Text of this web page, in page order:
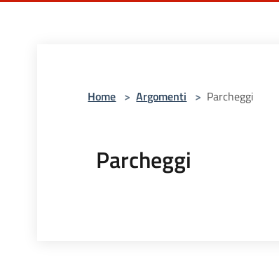
Home > Argomenti > Parcheggi
Parcheggi